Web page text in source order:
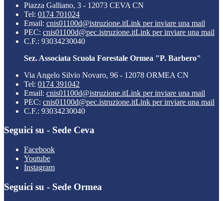
Piazza Galliano, 3 - 12073 CEVA CN
Tel: 0174 701024
Email: cnis01100d@istruzione.itLink per inviare una mail
PEC: cnis01100d@pec.istruzione.itLink per inviare una mail
C.F.: 93034230040
Sez. Associata Scuola Forestale Ormea "P. Barbero"
Via Angelo Silvio Novaro, 96 - 12078 ORMEA CN
Tel: 0174 391042
Email: cnis01100d@istruzione.itLink per inviare una mail
PEC: cnis01100d@pec.istruzione.itLink per inviare una mail
C.F.: 93034230040
Seguici su - Sede Ceva
Facebook
Youtube
Instagram
Seguici su - Sede Ormea